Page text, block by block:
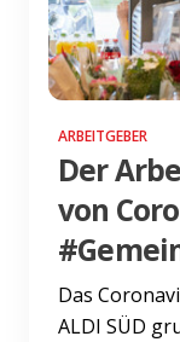
ARBEITGEBER
Der
von
Das
ALDI SÜD